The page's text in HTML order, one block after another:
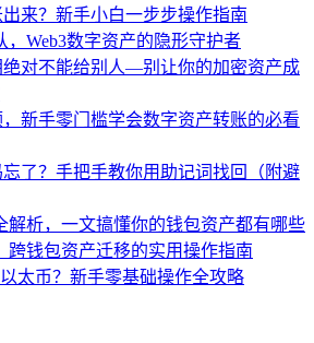
出来？新手小白一步步操作指南
，Web3数字资产的隐形守护者
绝对不能给别人—别让你的加密资产成
，新手零门槛学会数字资产转账的必看
忘了？手把手教你用助记词找回（附避
解析，一文搞懂你的钱包资产都有哪些
跨钱包资产迁移的实用操作指南
太币？新手零基础操作全攻略